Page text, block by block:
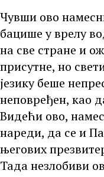
Чувши ово
бацише у врелу
на све стране и
присутне, но
језику беше
неповређен, као
Видећи ово,
нареди, да се и
његових
Тада незлобиви